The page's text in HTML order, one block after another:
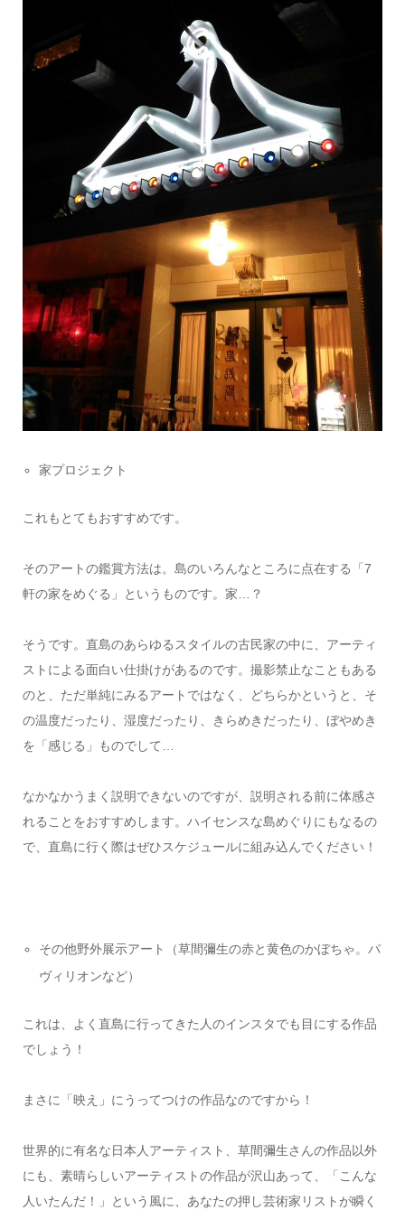
家プロジェクト
これもとてもおすすめです。
そのアートの鑑賞方法は。島のいろんなところに点在する「7
軒の家をめぐる」というものです。家…？
そうです。直島のあらゆるスタイルの古民家の中に、アーティ
ストによる面白い仕掛けがあるのです。撮影禁止なこともある
のと、ただ単純にみるアートではなく、どちらかというと、そ
の温度だったり、湿度だったり、きらめきだったり、ぼやめき
を「感じる」ものでして…
なかなかうまく説明できないのですが、説明される前に体感さ
れることをおすすめします。ハイセンスな島めぐりにもなるの
で、直島に行く際はぜひスケジュールに組み込んでください！
その他野外展示アート（草間彌生の赤と黄色のかぼちゃ。パ
ヴィリオンなど）
これは、よく直島に行ってきた人のインスタでも目にする作品
でしょう！
まさに「映え」にうってつけの作品なのですから！
世界的に有名な日本人アーティスト、草間彌生さんの作品以外
にも、素晴らしいアーティストの作品が沢山あって、「こんな
人いたんだ！」という風に、あなたの押し芸術家リストが瞬く